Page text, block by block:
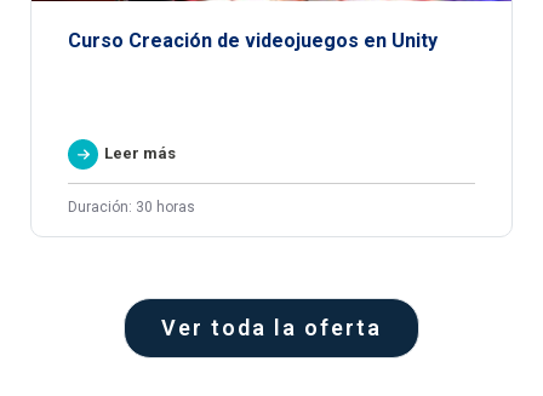
Curso Creación de videojuegos en Unity
Leer más
Duración: 30 horas
Ver toda la oferta